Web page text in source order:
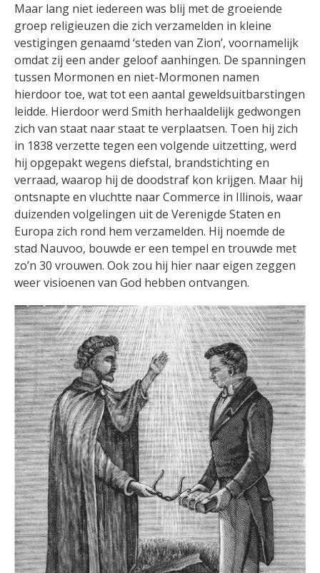
Maar lang niet iedereen was blij met de groeiende
groep religieuzen die zich verzamelden in kleine
vestigingen genaamd ‘steden van Zion’, voornamelijk
omdat zij een ander geloof aanhingen. De spanningen
tussen Mormonen en niet-Mormonen namen
hierdoor toe, wat tot een aantal geweldsuitbarstingen
leidde. Hierdoor werd Smith herhaaldelijk gedwongen
zich van staat naar staat te verplaatsen. Toen hij zich
in 1838 verzette tegen een volgende uitzetting, werd
hij opgepakt wegens diefstal, brandstichting en
verraad, waarop hij de doodstraf kon krijgen. Maar hij
ontsnapte en vluchtte naar Commerce in Illinois, waar
duizenden volgelingen uit de Verenigde Staten en
Europa zich rond hem verzamelden. Hij noemde de
stad Nauvoo, bouwde er een tempel en trouwde met
zo’n 30 vrouwen. Ook zou hij hier naar eigen zeggen
weer visioenen van God hebben ontvangen.